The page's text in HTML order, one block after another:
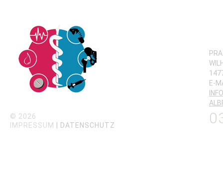
© 2026
IMPRESSUM
| DATENSCHUTZ
E-